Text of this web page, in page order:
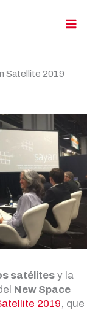
Satellite 2019
satélites y la
New Space
2019, que